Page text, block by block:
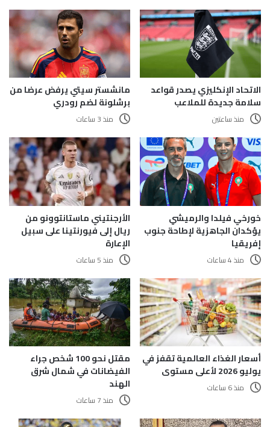
الاتحاد الإنكليزي يصدر قواعد
سلامة جديدة للملاعب
منذ ساعتين
مانشستر سيتي يرفض عرضا من
برشلونة لضم رودري
منذ 3 ساعات
خورخي فيلدا والرميشي
يؤكدان الجاهزية لإطاحة جنوب
إفريقيا
منذ 4 ساعات
الأرجنتيني ماستانتوونو من
ريال إلى فيورنتينا على سبيل
الإعارة
منذ 5 ساعات
أسعار الغذاء العالمية تقفز في
يوليو 2026 لأعلى مستوى
منذ 6 ساعات
مقتل نحو 100 شخص جراء
الفيضانات في شمال شرق
الهند
منذ 7 ساعات